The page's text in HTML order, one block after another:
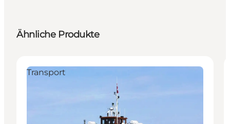
Ähnliche Produkte
Transport